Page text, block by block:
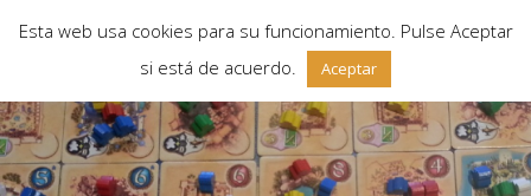
Esta web usa cookies para su funcionamiento. Pulse Aceptar
si está de acuerdo.
Aceptar